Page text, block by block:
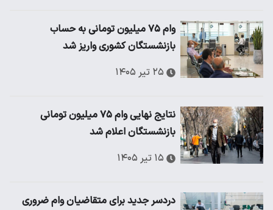
وام ۷۵ میلیون تومانی به حساب
بازنشستگان کشوری واریز شد
۲۵ تیر ۱۴۰۵
نتایج نهایی وام ۷۵ میلیون تومانی
بازنشستگان اعلام شد
۱۵ تیر ۱۴۰۵
دردسر جدید برای متقاضیان وام ضروری